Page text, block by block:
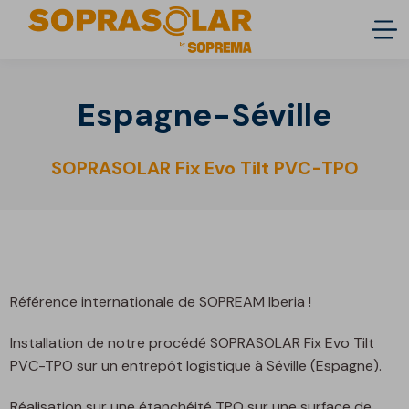
Espagne-Séville
SOPRASOLAR Fix Evo Tilt PVC-TPO
Référence internationale de SOPREAM Iberia !
Installation de notre procédé SOPRASOLAR Fix Evo Tilt
PVC-TPO sur un entrepôt logistique à Séville (Espagne).